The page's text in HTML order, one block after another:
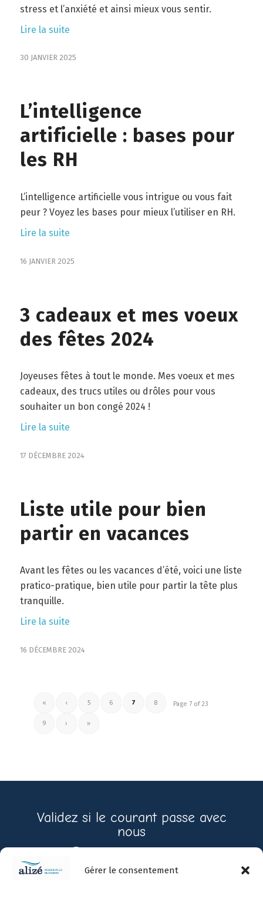
Gérer le consentement
stress et l’anxiété et ainsi mieux vous sentir.
Lire la suite
30 JANVIER 2025
L’intelligence
artificielle : bases pour
les RH
L’intelligence artificielle vous intrigue ou vous fait
peur ? Voyez les bases pour mieux l’utiliser en RH.
Lire la suite
16 JANVIER 2025
3 cadeaux et mes voeux
des fêtes 2024
Joyeuses fêtes à tout le monde. Mes voeux et mes
cadeaux, des trucs utiles ou drôles pour vous
souhaiter un bon congé 2024 !
Lire la suite
17 DÉCEMBRE 2024
Liste utile pour bien
partir en vacances
Avant les fêtes ou les vacances d’été, voici une liste
pratico-pratique, bien utile pour partir la tête plus
tranquille.
Lire la suite
16 DÉCEMBRE 2024
Page 7 of 23
« ‹ 5 6 7 8
9 › »
Validez si le courant passe avec
nous
Contactez-nous